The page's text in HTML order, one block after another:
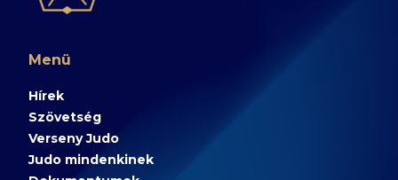
Menü
Hírek
Szövetség
Verseny Judo
Judo mindenkinek